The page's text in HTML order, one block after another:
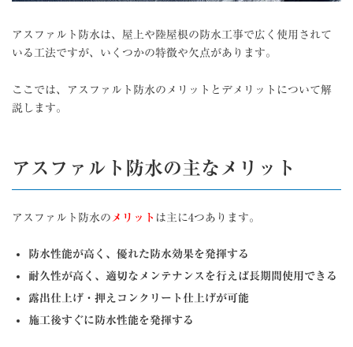
アスファルト防水は、屋上や陸屋根の防水工事で広く使用されて
いる工法ですが、いくつかの特徴や欠点があります。
ここでは、アスファルト防水のメリットとデメリットについて解
説します。
アスファルト防水の主なメリット
アスファルト防水の メリット は主に4つあります。
防水性能が高く、優れた防水効果を発揮する
耐久性が高く、適切なメンテナンスを行えば長期間使用できる
露出仕上げ・押えコンクリート仕上げが可能
施工後すぐに防水性能を発揮する